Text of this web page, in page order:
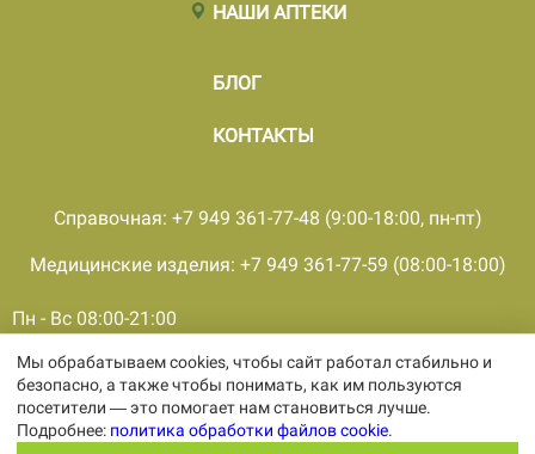
НАШИ АПТЕКИ
БЛОГ
КОНТАКТЫ
Пн - Вс 08:00-21:00
Справочная: +7 949 361-77-48 (9:00-18:00, пн-пт)
Медицинские изделия: +7 949 361-77-59 (08:00-18:00)
© 2001 - 2026, все права защищены, ООО «ПКМФ «Ольвия-
Мединвест», ИНН 9308009362 КПП 930301001
Политика конфиденциальности
Политика обработки персональных
Мы обрабатываем cookies, чтобы сайт работал стабильно и
безопасно, а также чтобы понимать, как им пользуются
посетители — это помогает нам становиться лучше.
Подробнее: политика обработки файлов cookie.